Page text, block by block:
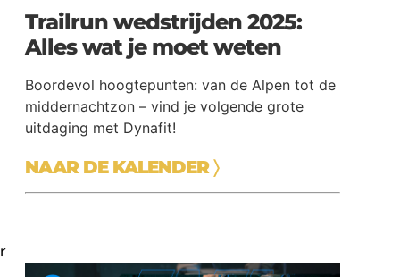
Trailrun wedstrijden 2025:
Alles wat je moet weten
Boordevol hoogtepunten: van de Alpen tot de
middernachtzon – vind je volgende grote
uitdaging met Dynafit!
NAAR DE KALENDER〉